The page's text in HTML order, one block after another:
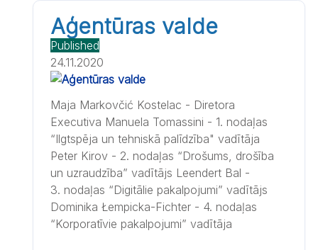
Aģentūras valde
Published
24.11.2020
Maja Markovčić Kostelac - Diretora
Executiva Manuela Tomassini - 1. nodaļas
“Ilgtspēja un tehniskā palīdzība" vadītāja
Peter Kirov - 2. nodaļas “Drošums, drošība
un uzraudzība” vadītājs Leendert Bal -
3. nodaļas “Digitālie pakalpojumi” vadītājs
Dominika Łempicka-Fichter - 4. nodaļas
“Korporatīvie pakalpojumi” vadītāja